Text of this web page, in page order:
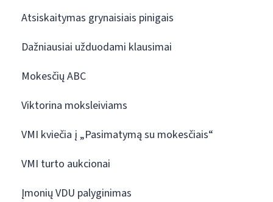
Atsiskaitymas grynaisiais pinigais
Dažniausiai užduodami klausimai
Mokesčių ABC
Viktorina moksleiviams
VMI kviečia į „Pasimatymą su mokesčiais“
VMI turto aukcionai
Įmonių VDU palyginimas